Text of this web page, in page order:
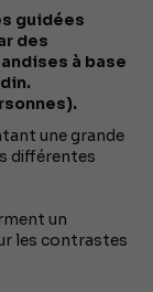
guidées
des
à base
une grande
différentes
un
les contrastes